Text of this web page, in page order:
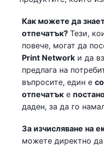
Как можете да
отпечатък? Тези,
повече, могат да
Print Network и да
предлага на
въпросите, един е
отпечатък е
даден, за да го
За изчисляване на
можете директно да